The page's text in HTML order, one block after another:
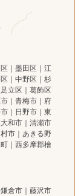
｜墨田区｜江
｜中野区｜杉
立区｜葛飾区
｜青梅市｜府
｜日野市｜東
和市｜清瀬市
市｜あきる野
｜西多摩郡檜
倉市｜藤沢市